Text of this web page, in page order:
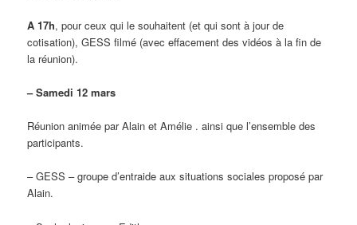
A 17h, pour ceux qui le souhaitent (et qui sont à jour de
cotisation), GESS filmé (avec effacement des vidéos à la fin de
la réunion).
– Samedi 12 mars
Réunion animée par Alain et Amélie . ainsi que l’ensemble des
participants.
– GESS – groupe d’entraide aux situations sociales proposé par
Alain.